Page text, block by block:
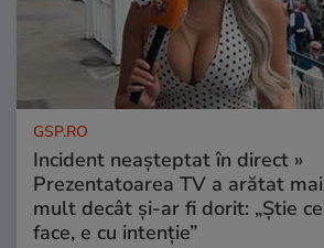
GSP.RO
Incident neașteptat în direct »
Prezentatoarea TV a arătat mai
mult decât și-ar fi dorit: „Știe ce
face, e cu intenție”